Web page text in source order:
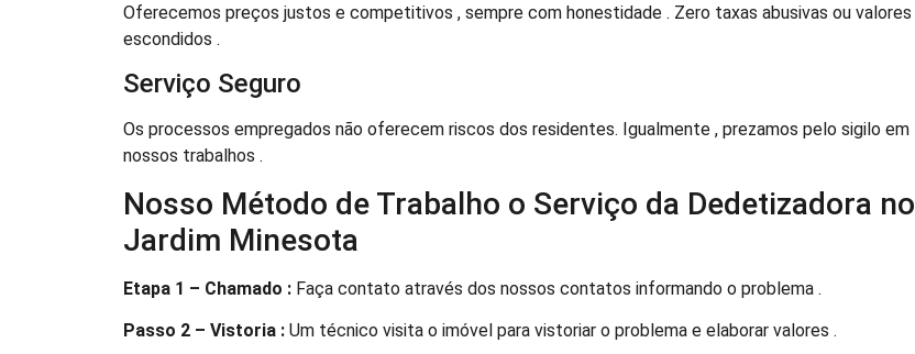
Oferecemos preços justos e competitivos , sempre com honestidade . Zero taxas abusivas ou valores
escondidos .
Serviço Seguro
Os processos empregados não oferecem riscos dos residentes. Igualmente , prezamos pelo sigilo em
nossos trabalhos .
Nosso Método de Trabalho o Serviço da Dedetizadora no
Jardim Minesota
Etapa 1 – Chamado : Faça contato através dos nossos contatos informando o problema .
Passo 2 – Vistoria : Um técnico visita o imóvel para vistoriar o problema e elaborar valores .